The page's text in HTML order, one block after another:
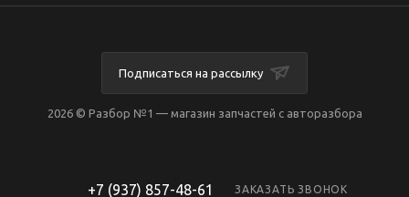
Подписаться на рассылку
2026 © Разбор №1 — магазин запчастей с авторазбора
+7 (937) 857-48-61 ЗАКАЗАТЬ ЗВОНОК